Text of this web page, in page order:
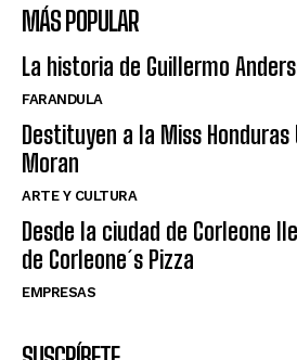
MÁS POPULAR
La historia de Guillermo
FARANDULA
Destituyen a la Miss Honduras
Moran
ARTE Y CULTURA
Desde la ciudad de Corleone
de Corleone´s Pizza
EMPRESAS